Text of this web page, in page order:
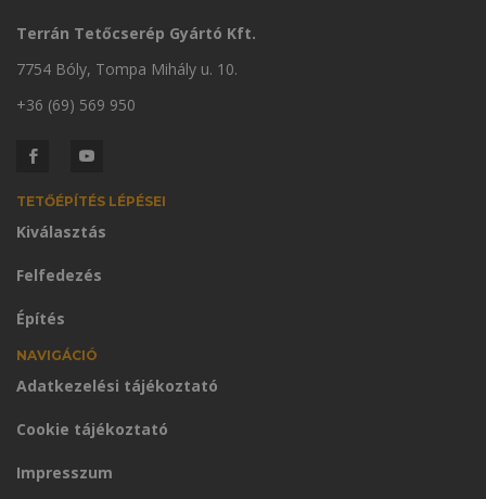
Terrán Tetőcserép Gyártó Kft.
7754 Bóly, Tompa Mihály u. 10.
+36 (69) 569 950
TETŐÉPÍTÉS LÉPÉSEI
Kiválasztás
Felfedezés
Építés
NAVIGÁCIÓ
Adatkezelési tájékoztató
Cookie tájékoztató
Impresszum